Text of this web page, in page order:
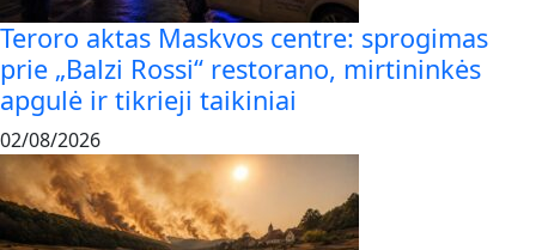
Teroro aktas Maskvos centre: sprogimas
prie „Balzi Rossi“ restorano, mirtininkės
apgulė ir tikrieji taikiniai
02/08/2026